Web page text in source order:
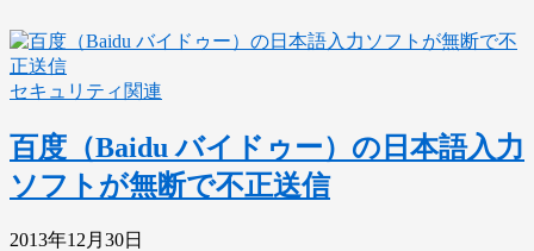
セキュリティ関連
百度（Baidu バイドゥー）の日本語入力
ソフトが無断で不正送信
2013年12月30日